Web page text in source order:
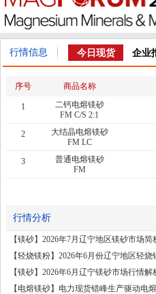
行情信息 今日现货 企业
序号 商品名称
1
二钙电熔镁砂
FM C/S 2:1
2
大结晶电熔镁砂
FM LC
3
普通电熔镁砂
FM
行情分析
【镁砂】2026年7月辽宁地区镁砂市场简
【轻烧镁粉】2026年6月份辽宁地区轻烧
【镁砂】2026年6月辽宁镁砂市场行情解
【电熔镁砂】电力现货错峰生产驱动电